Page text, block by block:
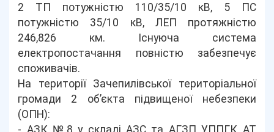
2 ТП потужністю 110/35/10 кВ, 5 ПС
потужністю 35/10 кВ, ЛЕП протяжністю
246,826 км. Існуюча система
електропостачання повністю забезпечує
споживачів.
На території Зачепилівської територіальної
громади 2 об’єкта підвищеної небезпеки
(ОПН):
- АЗК №8 у складі АЗС та АГЗП УППГК АТ